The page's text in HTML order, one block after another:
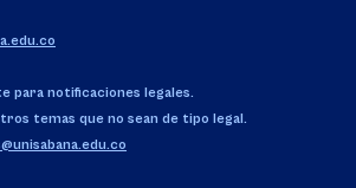
para notificaciones legales.
temas que no sean de tipo legal.